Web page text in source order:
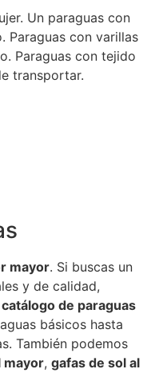
Un paraguas con
Paraguas con varillas
Paraguas con tejido
transportar.
mayor. Si buscas un
y de calidad,
catálogo de paraguas
básicos hasta
También podemos
mayor, gafas de sol al